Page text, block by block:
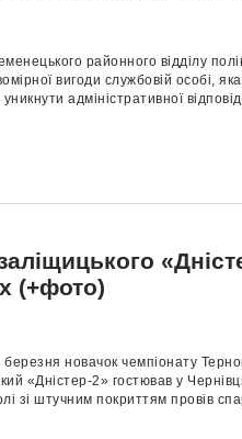
районного відділу
вигоди службовій особі,
адміністративної
(+фото)
новачок чемпіонату
«Дністер-2» гостював у
зі штучним покриттям провів